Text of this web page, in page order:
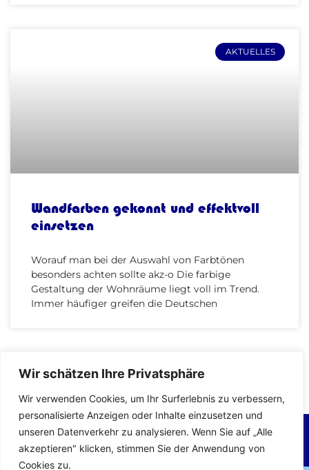
Wir schätzen Ihre Privatsphäre
Wir verwenden Cookies, um Ihr Surferlebnis zu verbessern,
personalisierte Anzeigen oder Inhalte einzusetzen und
unseren Datenverkehr zu analysieren. Wenn Sie auf „Alle
akzeptieren" klicken, stimmen Sie der Anwendung von
Cookies zu.
AKTUELLES
Wandfarben gekonnt und effektvoll
einsetzen
Worauf man bei der Auswahl von Farbtönen
besonders achten sollte akz-o Die farbige
Gestaltung der Wohnräume liegt voll im Trend.
Immer häufiger greifen die Deutschen
Impressum Datenschutzerklärung